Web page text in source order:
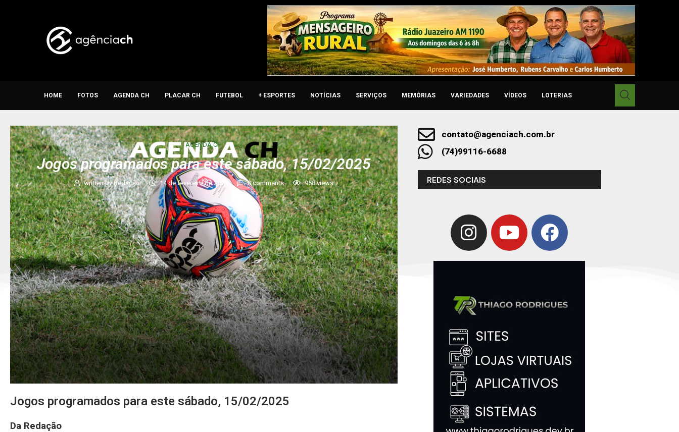
HOME FOTOS AGENDA CH PLACAR CH FUTEBOL + ESPORTES NOTÍCIAS SERVIÇOS MEMÓRIAS VARIEDADES VÍDEOS LOTERIAS
AGENDA CH
Jogos programados para este sábado, 15/02/2025
written byRedação 14 de fevereiro de 2025 0 comments 958views
Jogos programados para este sábado, 15/02/2025
Da Redação
contato@agenciach.com.br
(74)99116-6688
REDES SOCIAIS